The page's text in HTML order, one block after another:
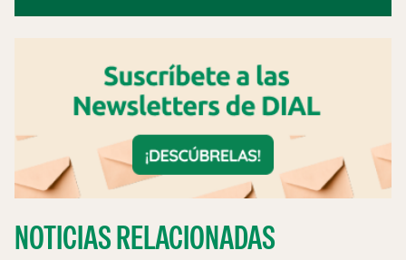
NOTICIAS RELACIONADAS